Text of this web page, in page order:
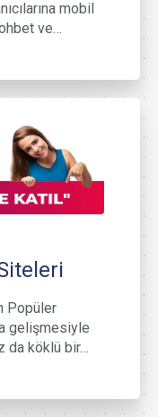
mobil
ve…
Popüler
gelişmesiyle
da köklü bir…